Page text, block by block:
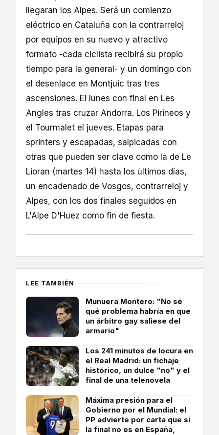
llegaran los Alpes. Será un comienzo
eléctrico en Cataluña con la contrarreloj
por equipos en su nuevo y atractivo
formato -cada ciclista recibirá su propio
tiempo para la general- y un domingo con
el desenlace en Montjuic tras tres
ascensiones. El lunes con final en Les
Angles tras cruzar Andorra. Los Pirineos y
el Tourmalet el jueves. Etapas para
sprinters y escapadas, salpicadas con
otras que pueden ser clave como la de Le
Lioran (martes 14) hasta los últimos días,
un encadenado de Vosgos, contrarreloj y
Alpes, con los dos finales seguidos en
L'Alpe D'Huez como fin de fiesta.
LEE TAMBIÉN
Munuera Montero: "No sé
qué problema habría en que
un árbitro gay saliese del
armario"
Los 241 minutos de locura en
el Real Madrid: un fichaje
histórico, un dulce "no" y el
final de una telenovela
Máxima presión para el
Gobierno por el Mundial: el
PP advierte por carta que si
la final no es en España,